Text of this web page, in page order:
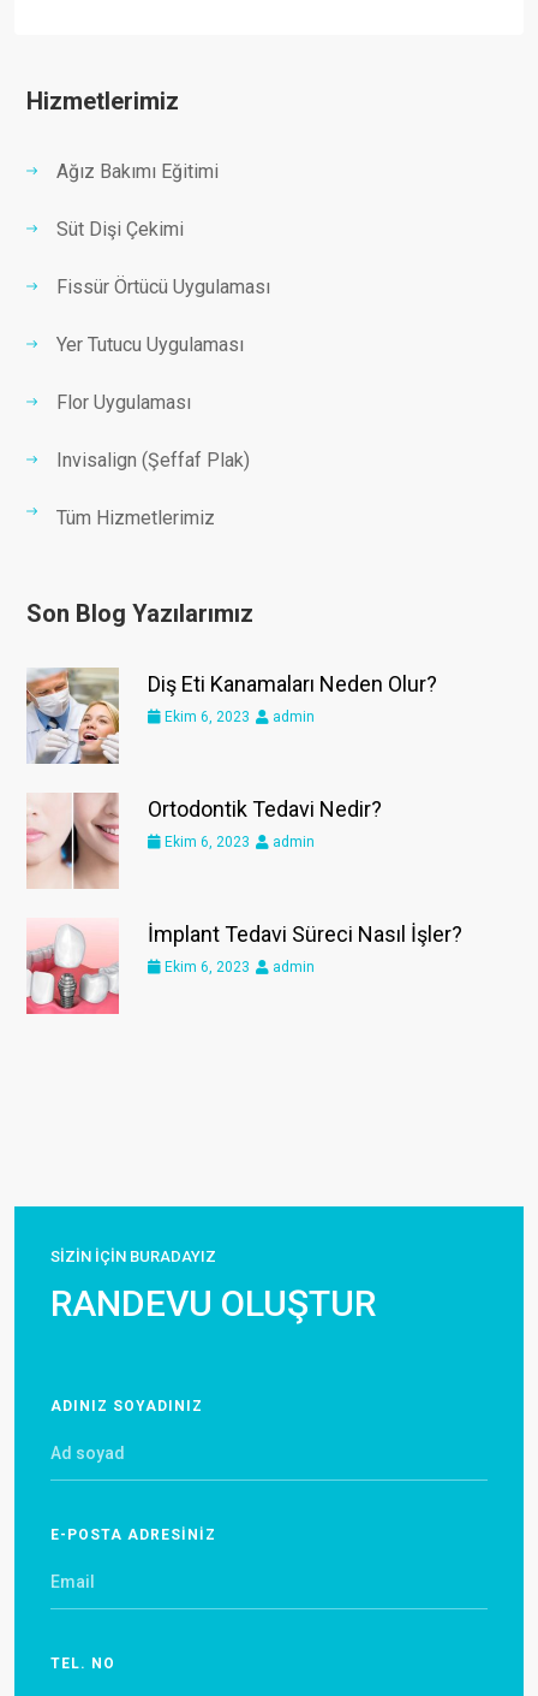
Hizmetlerimiz
Ağız Bakımı Eğitimi
Süt Dişi Çekimi
Fissür Örtücü Uygulaması
Yer Tutucu Uygulaması
Flor Uygulaması
Invisalign (Şeffaf Plak)
Tüm Hizmetlerimiz
Son Blog Yazılarımız
Diş Eti Kanamaları Neden Olur?
Ekim 6, 2023 admin
Ortodontik Tedavi Nedir?
Ekim 6, 2023 admin
İmplant Tedavi Süreci Nasıl İşler?
Ekim 6, 2023 admin
SİZİN İÇİN BURADAYIZ
RANDEVU OLUŞTUR
ADINIZ SOYADINIZ
E-POSTA ADRESİNİZ
TEL. NO